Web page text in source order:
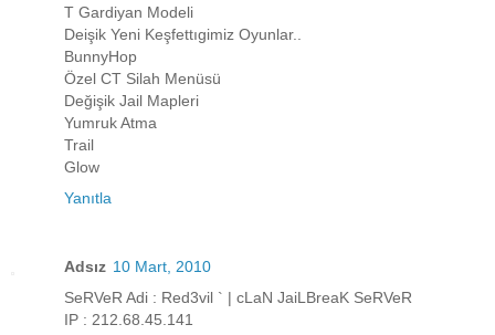
T Gardiyan Modeli
Deişik Yeni Keşfettıgimiz Oyunlar..
BunnyHop
Özel CT Silah Menüsü
Değişik Jail Mapleri
Yumruk Atma
Trail
Glow
Yanıtla
Adsız 10 Mart, 2010
SeRVeR Adi : Red3vil ` | cLaN JaiLBreaK SeRVeR
IP : 212.68.45.141